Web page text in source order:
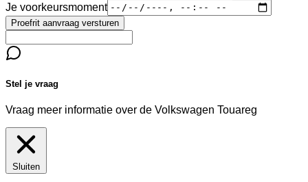
Je voorkeursmoment
Proefrit aanvraag versturen
Stel je vraag
Vraag meer informatie over de Volkswagen Touareg
Sluiten